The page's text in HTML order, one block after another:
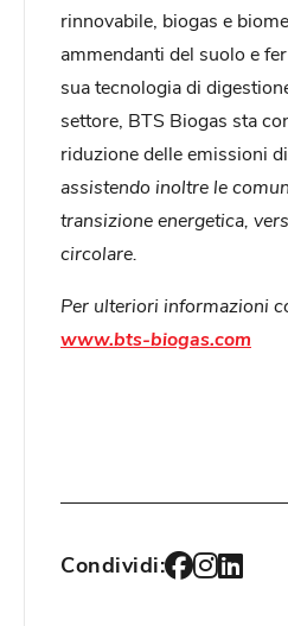
rinnovabile, biogas e
ammendanti del suolo e
sua tecnologia di
settore, BTS Biogas sta
riduzione delle emissioni di
assistendo inoltre le
transizione energetica,
circolare.
Per ulteriori informazioni
www.bts-biogas.com
Condividi: